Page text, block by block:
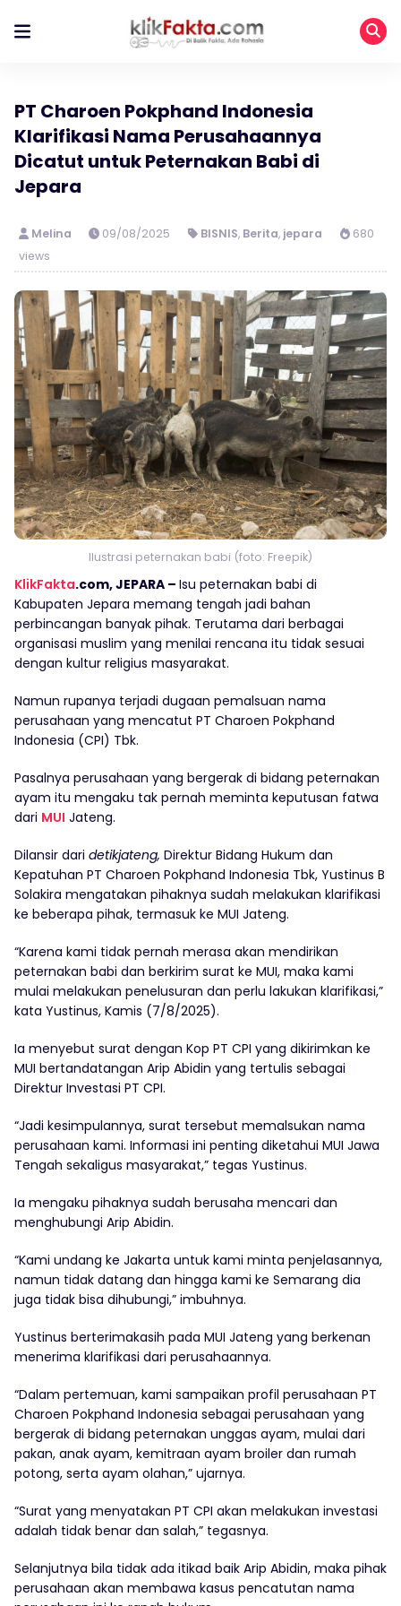
PT Charoen Pokphand Indonesia
Klarifikasi Nama Perusahaannya
Dicatut untuk Peternakan Babi di
Jepara
Melina 09/08/2025 BISNIS, Berita, jepara
680
views
Ilustrasi peternakan babi (foto: Freepik)
KlikFakta.com, JEPARA – Isu peternakan babi di
Kabupaten Jepara memang tengah jadi bahan
perbincangan banyak pihak. Terutama dari berbagai
organisasi muslim yang menilai rencana itu tidak sesuai
dengan kultur religius masyarakat.
Namun rupanya terjadi dugaan pemalsuan nama
perusahaan yang mencatut PT Charoen Pokphand
Indonesia (CPI) Tbk.
Pasalnya perusahaan yang bergerak di bidang peternakan
ayam itu mengaku tak pernah meminta keputusan fatwa
dari MUI Jateng.
Dilansir dari detikjateng, Direktur Bidang Hukum dan
Kepatuhan PT Charoen Pokphand Indonesia Tbk, Yustinus B
Solakira mengatakan pihaknya sudah melakukan klarifikasi
ke beberapa pihak, termasuk ke MUI Jateng.
“Karena kami tidak pernah merasa akan mendirikan
peternakan babi dan berkirim surat ke MUI, maka kami
mulai melakukan penelusuran dan perlu lakukan klarifikasi,”
kata Yustinus, Kamis (7/8/2025).
Ia menyebut surat dengan Kop PT CPI yang dikirimkan ke
MUI bertandatangan Arip Abidin yang tertulis sebagai
Direktur Investasi PT CPI.
“Jadi kesimpulannya, surat tersebut memalsukan nama
perusahaan kami. Informasi ini penting diketahui MUI Jawa
Tengah sekaligus masyarakat,” tegas Yustinus.
Ia mengaku pihaknya sudah berusaha mencari dan
menghubungi Arip Abidin.
“Kami undang ke Jakarta untuk kami minta penjelasannya,
namun tidak datang dan hingga kami ke Semarang dia
juga tidak bisa dihubungi,” imbuhnya.
Yustinus berterimakasih pada MUI Jateng yang berkenan
menerima klarifikasi dari perusahaannya.
“Dalam pertemuan, kami sampaikan profil perusahaan PT
Charoen Pokphand Indonesia sebagai perusahaan yang
bergerak di bidang peternakan unggas ayam, mulai dari
pakan, anak ayam, kemitraan ayam broiler dan rumah
potong, serta ayam olahan,” ujarnya.
“Surat yang menyatakan PT CPI akan melakukan investasi
adalah tidak benar dan salah,” tegasnya.
Selanjutnya bila tidak ada itikad baik Arip Abidin, maka pihak
perusahaan akan membawa kasus pencatutan nama